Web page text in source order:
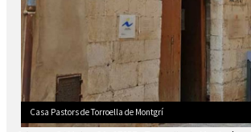
Escultures de Josep Mundet exposades a Casa Pastors